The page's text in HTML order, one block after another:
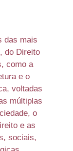
das mais
do Direito
como a
e o
voltadas
múltiplas
o
e as
sociais,